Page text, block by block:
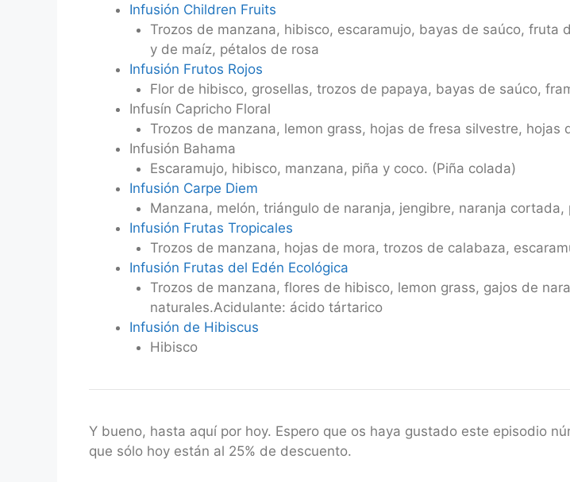
Infusión Children Fruits
Trozos de manzana, hibisco, escaramujo, bayas de saúco,
y de maíz, pétalos de rosa
Infusión Frutos Rojos
Flor de hibisco, grosellas, trozos de papaya, bayas de saúco,
Infusín Capricho Floral
Trozos de manzana, lemon grass, hojas de fresa silvestre,
Infusión Bahama
Escaramujo, hibisco, manzana, piña y coco. (Piña colada)
Infusión Carpe Diem
Manzana, melón, triángulo de naranja, jengibre, naranja
Infusión Frutas Tropicales
Trozos de manzana, hojas de mora, trozos de calabaza,
Infusión Frutas del Edén Ecológica
Trozos de manzana, flores de hibisco, lemon grass, gajos de
naturales.Acidulante: ácido tártarico
Infusión de Hibiscus
Hibisco
Y bueno, hasta aquí por hoy. Espero que os haya gustado este episodio
que sólo hoy están al 25% de descuento.